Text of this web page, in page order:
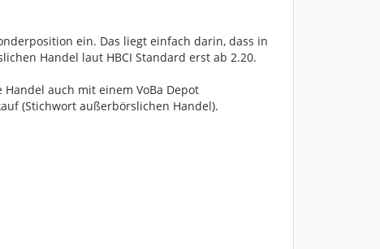
ein. Das liegt einfach darin, dass in
Handel laut HBCI Standard erst ab 2.20.
auch mit einem VoBa Depot
(Stichwort außerbörslichen Handel).